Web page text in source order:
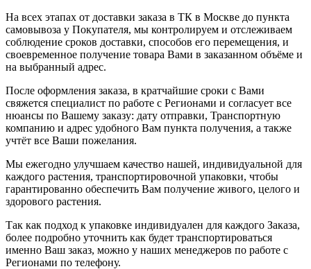
На всех этапах от доставки заказа в ТК в Москве до пункта
самовывоза у Покупателя, мы контролируем и отслеживаем
соблюдение сроков доставки, способов его перемещения, и
своевременное получение товара Вами в заказанном объёме и
на выбранный адрес.
После оформления заказа, в кратчайшие сроки с Вами
свяжется специалист по работе с Регионами и согласует все
нюансы по Вашему заказу: дату отправки, Транспортную
компанию и адрес удобного Вам пункта получения, а также
учтёт все Ваши пожелания.
Мы ежегодно улучшаем качество нашей, индивидуальной для
каждого растения, транспортировочной упаковки, чтобы
гарантированно обеспечить Вам получение живого, целого и
здорового растения.
Так как подход к упаковке индивидуален для каждого Заказа,
более подробно уточнить как будет транспортироваться
именно Ваш заказ, можно у наших менеджеров по работе с
Регионами по телефону.